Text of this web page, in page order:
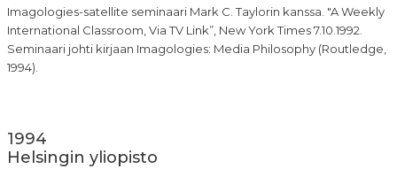
Imagologies-satellite seminaari Mark C. Taylorin kanssa. "A Weekly
International Classroom, Via TV Link”, New York Times 7.10.1992.
Seminaari johti kirjaan Imagologies: Media Philosophy (Routledge,
1994).
1994
Helsingin yliopisto